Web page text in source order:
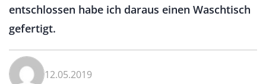
entschlossen habe ich daraus einen Waschtisch
gefertigt.
12.05.2019